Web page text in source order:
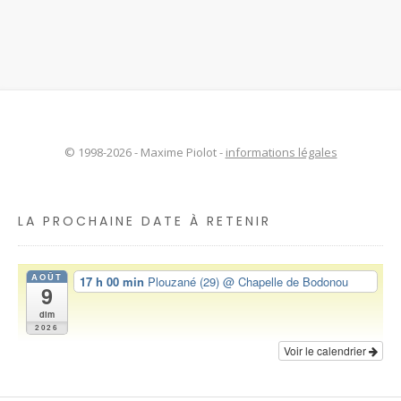
© 1998-2026 - Maxime Piolot - informations légales
LA PROCHAINE DATE À RETENIR
AOÛT
9
dim
2026
17 h 00 min Plouzané (29) @ Chapelle de Bodonou
Voir le calendrier